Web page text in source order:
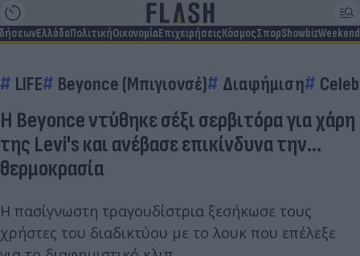
ΕλλάδαΠολιτικήΟικονομίαΕπιχειρήσειςΚόσμοςΣπορShowbizWeekend
LIFE Beyonce (Μπιγιονσέ) Διαφήμιση
Η Beyonce ντύθηκε σέξι σερβιτόρα για χάρη
της Levi's και ανέβασε επικίνδυνα την...
θερμοκρασία
Η πασίγνωστη τραγουδίστρια ξεσήκωσε τους
χρήστες του διαδικτύου με το λουκ που επέλεξε